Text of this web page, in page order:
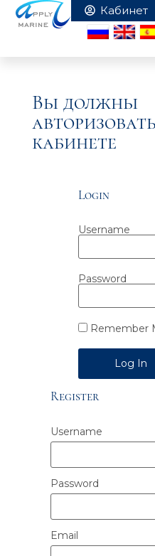
Вы должны
кабинете
Login
Username
Password
Remember
Alternative:
Register
Username
Password
Email